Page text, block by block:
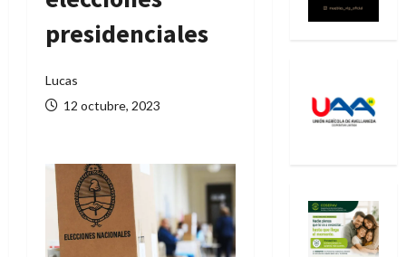
presidenciales
Lucas
12 octubre, 2023